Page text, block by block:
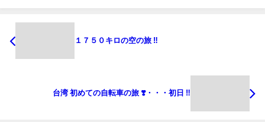
１７５０キロの空の旅 ‼︎
台湾 初めての自転車の旅 ❣️・・・初日 ‼︎